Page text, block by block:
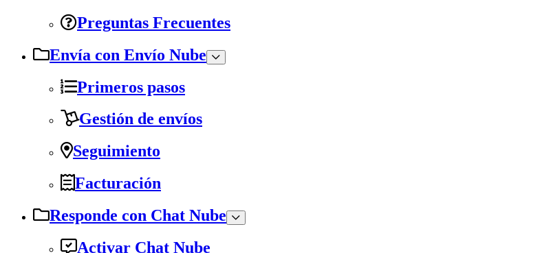
Preguntas Frecuentes
Envía con Envío Nube
Primeros pasos
Gestión de envíos
Seguimiento
Facturación
Responde con Chat Nube
Activar Chat Nube